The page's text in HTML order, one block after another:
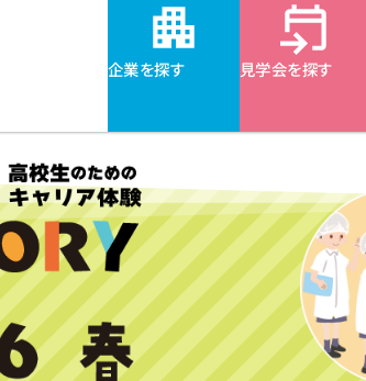
企業を探す
見学会を探す